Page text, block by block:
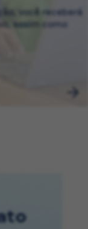
você receberá
assim como